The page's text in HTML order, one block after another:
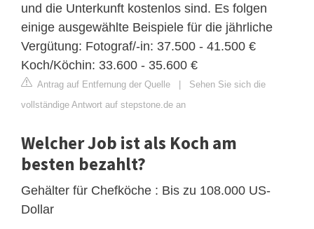
und die Unterkunft kostenlos sind. Es folgen
einige ausgewählte Beispiele für die jährliche
Vergütung: Fotograf/-in: 37.500 - 41.500 €
Koch/Köchin: 33.600 - 35.600 €
Antrag auf Entfernung der Quelle | Sehen Sie sich die
vollständige Antwort auf stepstone.de an
Welcher Job ist als Koch am
besten bezahlt?
Gehälter für Chefköche : Bis zu 108.000 US-
Dollar